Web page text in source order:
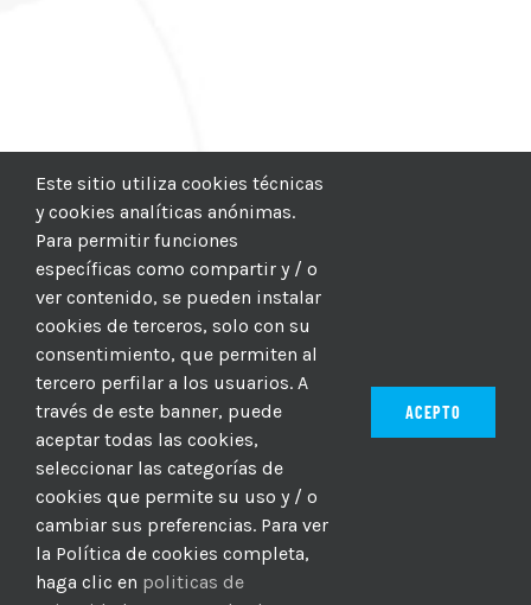
© 2012–2025 |CICIC| Hosting: Hosting Para PYMES
MBAGIO.COM
| Todos los derechos reservados
FacebookTwitterYouTube
Este sitio utiliza cookies técnicas
y cookies analíticas anónimas.
Para permitir funciones
específicas como compartir y / o
ver contenido, se pueden instalar
cookies de terceros, solo con su
consentimiento, que permiten al
tercero perfilar a los usuarios. A
través de este banner, puede
aceptar todas las cookies,
seleccionar las categorías de
cookies que permite su uso y / o
cambiar sus preferencias. Para ver
la Política de cookies completa,
haga clic en politicas de
ACEPTO